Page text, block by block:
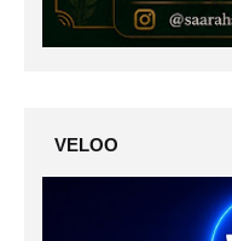
VELOO